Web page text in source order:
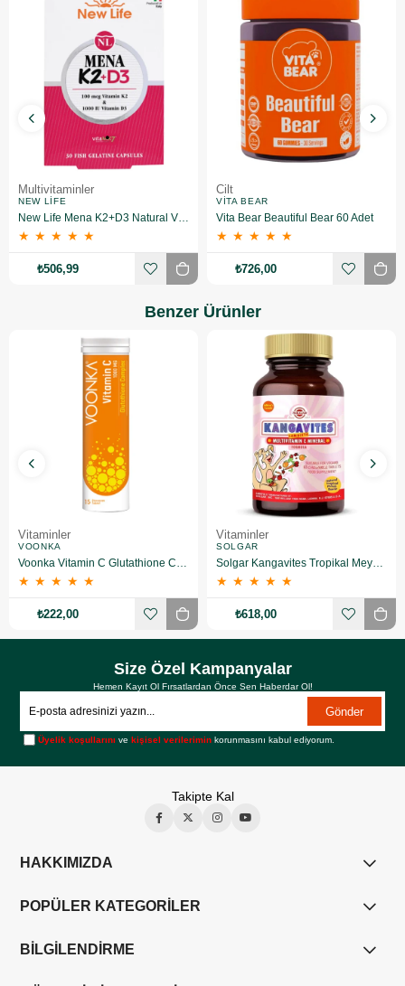
Multivitaminler
NEW LIFE
New Life Mena K2+D3 Natural Vitamin 30 Kapsül
★ ★ ★ ★ ★
₺506,99
Cilt
VITA BEAR
Vita Bear Beautiful Bear 60 Adet
★ ★ ★ ★ ★
₺726,00
Benzer Ürünler
Vitaminler
VOONKA
Voonka Vitamin C Glutathione Complex Efervesan 15 Tablet
★ ★ ★ ★ ★
₺222,00
Vitaminler
SOLGAR
Solgar Kangavites Tropikal Meyve Aromalı 60 Tablet
★ ★ ★ ★ ★
₺618,00
Size Özel Kampanyalar
Hemen Kayıt Ol Fırsatlardan Önce Sen Haberdar Ol!
Gönder
Üyelik koşullarını vekişisel verilerimin korunmasını kabul ediyorum.
Takipte Kal
HAKKIMIZDA
POPÜLER KATEGORİLER
BİLGİLENDİRME